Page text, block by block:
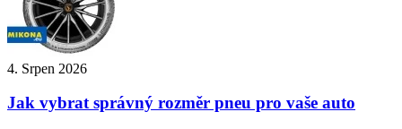
4. Srpen 2026
Jak vybrat správný rozměr pneu pro vaše auto